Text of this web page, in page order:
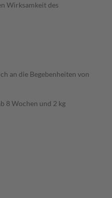
Wirksamkeit des
an die Begebenheiten von
8 Wochen und 2 kg